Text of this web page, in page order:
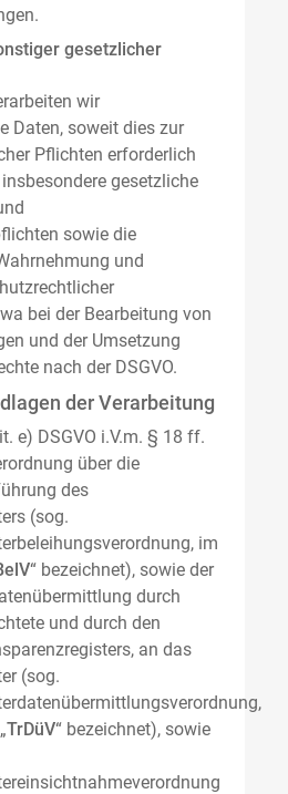
gesetzlicher
wir
Daten, soweit dies zur
Pflichten erforderlich
gesetzliche
sowie die
und
bei der Bearbeitung von
und der Umsetzung
nach der DSGVO.
der Verarbeitung
e) DSGVO i.V.m. § 18 ff.
über die
des
(sog.
im
“ bezeichnet), sowie der
durch
und durch den
an das
(sog.
TrDüV“ bezeichnet), sowie